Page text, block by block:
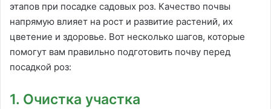
этапов при посадке садовых роз. Качество почвы
напрямую влияет на рост и развитие растений, их
цветение и здоровье. Вот несколько шагов, которые
помогут вам правильно подготовить почву перед
посадкой роз:
1. Очистка участка